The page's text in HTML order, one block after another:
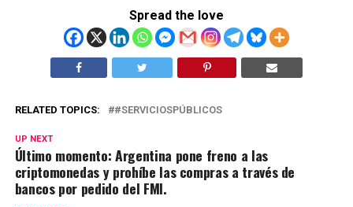
Spread the love
RELATED TOPICS: #SERVICIOSPÚBLICOS
UP NEXT
Último momento: Argentina pone freno a las
criptomonedas y prohíbe las compras a través de
bancos por pedido del FMI.